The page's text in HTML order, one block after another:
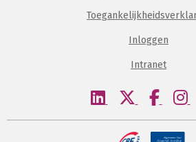
Inloggen
Intranet
Bezoek
linkedin
Bezoek
twitter
Bezoek
facebook